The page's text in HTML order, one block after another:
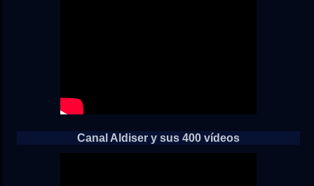
Canal Aldiser y sus 400 vídeos